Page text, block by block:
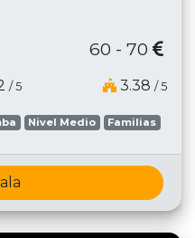
60 - 70
/ 5 3.38 / 5
Nivel Medio Familias